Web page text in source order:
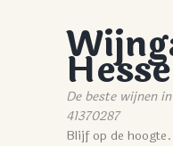
De beste wijnen
41370287
Blijf op de hoogte.